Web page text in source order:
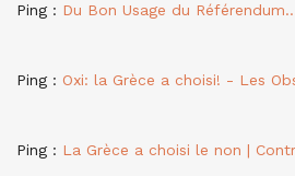
Ping : Du Bon Usage du
Ping : Oxi: la Grèce a choisi! - Les
Ping : La Grèce a choisi le non |